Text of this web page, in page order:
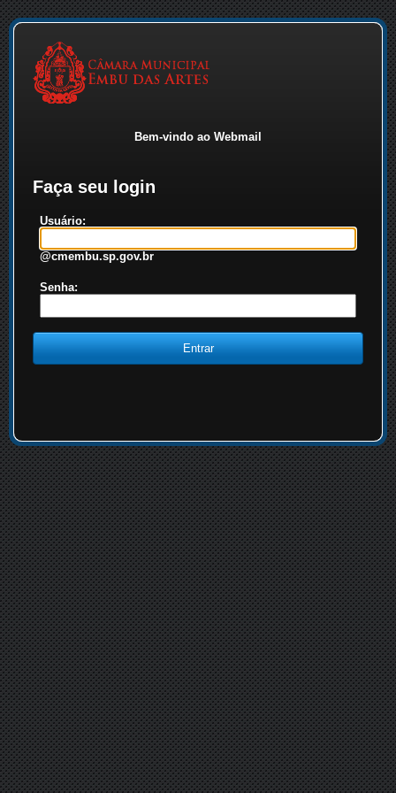
Bem-vindo ao Webmail
Faça seu login
Usuário:
@cmembu.sp.gov.br
Senha: